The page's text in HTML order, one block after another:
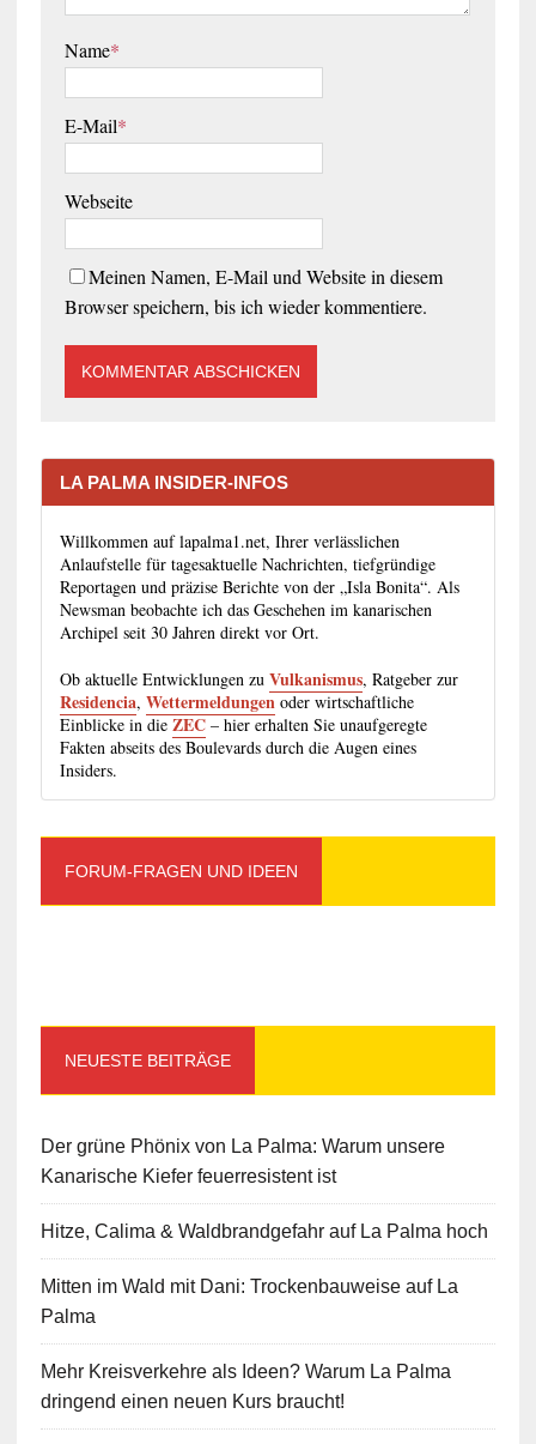
Name*
E-Mail*
Webseite
Meinen Namen, E-Mail und Website in diesem
Browser speichern, bis ich wieder kommentiere.
LA PALMA INSIDER-INFOS
Willkommen auf lapalma1.net, Ihrer verlässlichen
Anlaufstelle für tagesaktuelle Nachrichten, tiefgründige
Reportagen und präzise Berichte von der „Isla Bonita“. Als
Newsman beobachte ich das Geschehen im kanarischen
Archipel seit 30 Jahren direkt vor Ort.
Ob aktuelle Entwicklungen zu Vulkanismus, Ratgeber zur
Residencia, Wettermeldungenoder wirtschaftliche
Einblicke in die ZEC– hier erhalten Sie unaufgeregte
Fakten abseits des Boulevards durch die Augen eines
Insiders.
FORUM-FRAGEN UND IDEEN
NEUESTE BEITRÄGE
Der grüne Phönix von La Palma: Warum unsere
Kanarische Kiefer feuerresistent ist
Hitze, Calima & Waldbrandgefahr auf La Palma hoch
Mitten im Wald mit Dani: Trockenbauweise auf La
Palma
Mehr Kreisverkehre als Ideen? Warum La Palma
dringend einen neuen Kurs braucht!